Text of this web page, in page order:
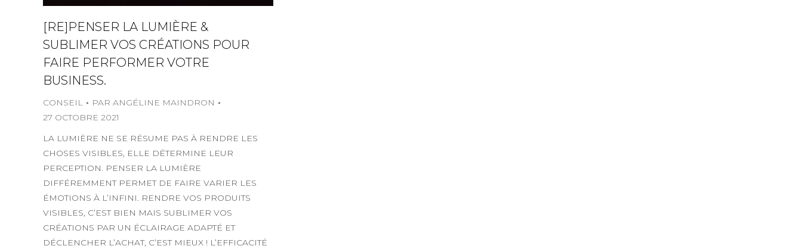
[RE]PENSER LA LUMIÈRE &
SUBLIMER VOS CRÉATIONS POUR
FAIRE PERFORMER VOTRE
BUSINESS.
CONSEIL PAR ANGÉLINE MAINDRON
27 OCTOBRE 2021
LA LUMIÈRE NE SE RÉSUME PAS À RENDRE LES
CHOSES VISIBLES, ELLE DÉTERMINE LEUR
PERCEPTION. PENSER LA LUMIÈRE
DIFFÉREMMENT PERMET DE FAIRE VARIER LES
ÉMOTIONS À L’INFINI. RENDRE VOS PRODUITS
VISIBLES, C’EST BIEN MAIS SUBLIMER VOS
CRÉATIONS PAR UN ÉCLAIRAGE ADAPTÉ ET
DÉCLENCHER L’ACHAT, C’EST MIEUX ! L’EFFICACITÉ